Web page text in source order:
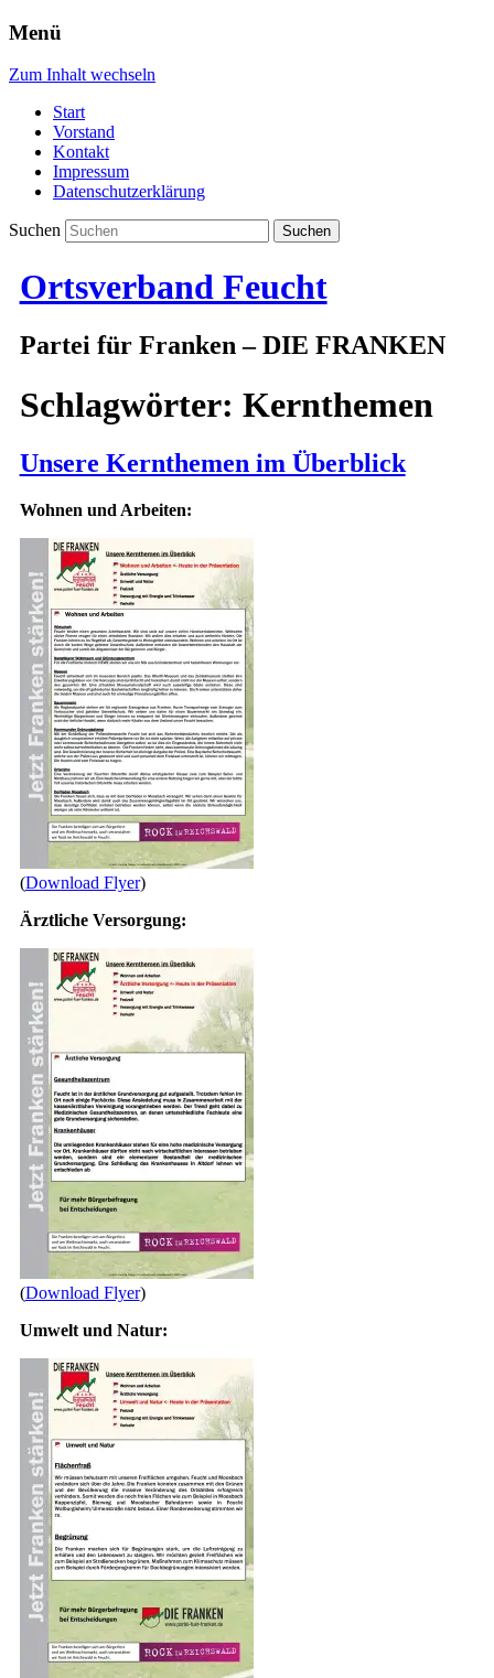
Menü
Zum Inhalt wechseln
Start
Vorstand
Kontakt
Impressum
Datenschutzerklärung
Suchen
Ortsverband Feucht
Partei für Franken – DIE FRANKEN
Schlagwörter: Kernthemen
Unsere Kernthemen im Überblick
Wohnen und Arbeiten:
(Download Flyer)
Ärztliche Versorgung:
(Download Flyer)
Umwelt und Natur: